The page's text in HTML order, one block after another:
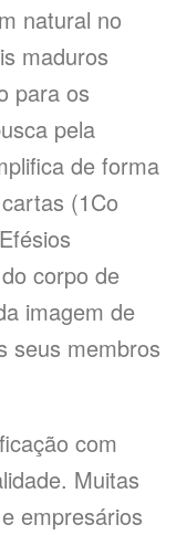
natural no
maduros
para os
pela
de forma
(1Co
corpo de
imagem de
seus membros
com
Muitas
empresários